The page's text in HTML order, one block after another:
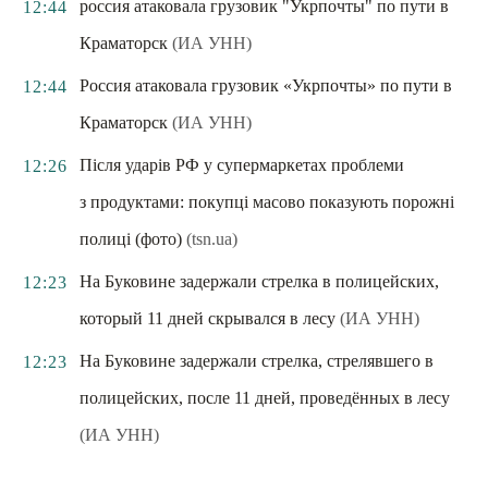
12:44
россия атаковала грузовик "Укрпочты" по пути в
Краматорск (ИА УНН)
12:44
Россия атаковала грузовик «Укрпочты» по пути в
Краматорск (ИА УНН)
12:26
Після ударів РФ у супермаркетах проблеми
з продуктами: покупці масово показують порожні
полиці (фото) (tsn.ua)
12:23
На Буковине задержали стрелка в полицейских,
который 11 дней скрывался в лесу (ИА УНН)
12:23
На Буковине задержали стрелка, стрелявшего в
полицейских, после 11 дней, проведённых в лесу
(ИА УНН)